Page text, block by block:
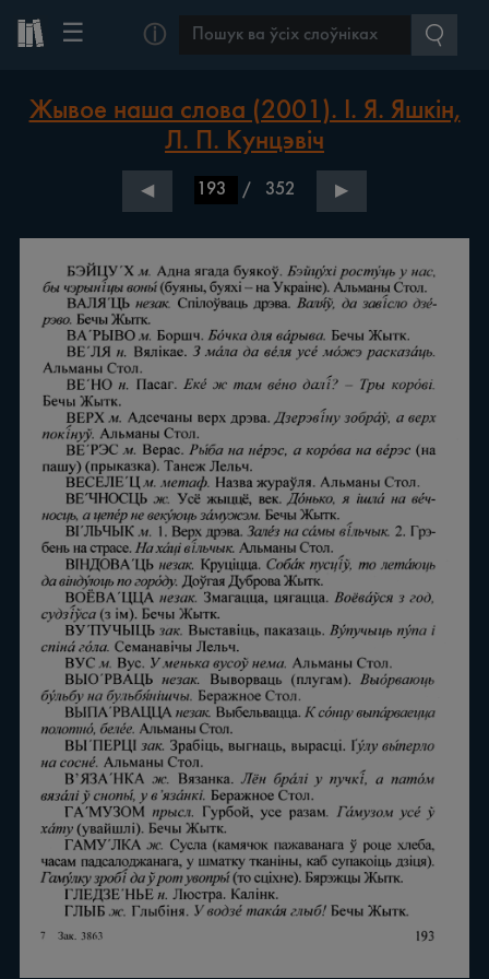
☰ ⓘ
Жывое наша слова (2001). І. Я. Яшкін,
Л. П. Кунцэвіч
◀ / 352 ▶